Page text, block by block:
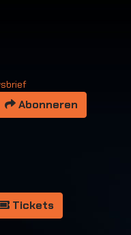
Abonneren
Tickets